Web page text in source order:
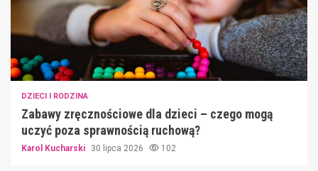
DZIECI I RODZINA
Zabawy zręcznościowe dla dzieci – czego mogą
uczyć poza sprawnością ruchową?
Karol Kucharski 30 lipca 2026 102